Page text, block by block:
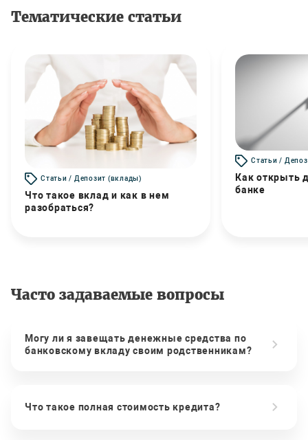
Тематические статьи
Статьи / Депозит (вклады)
Что такое вклад и как в нем
разобраться?
Статьи /
Как открыть
банке
Часто задаваемые вопросы
Могу ли я завещать денежные средства по
банковскому вкладу своим родственникам?
Что такое полная стоимость кредита?